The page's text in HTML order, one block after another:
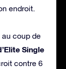
endroit.
coup de
Single
contre 6